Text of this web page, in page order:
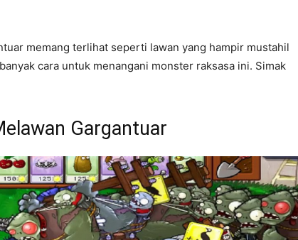
memang terlihat seperti lawan yang hampir mustahil
cara untuk menangani monster raksasa ini. Simak
Gargantuar